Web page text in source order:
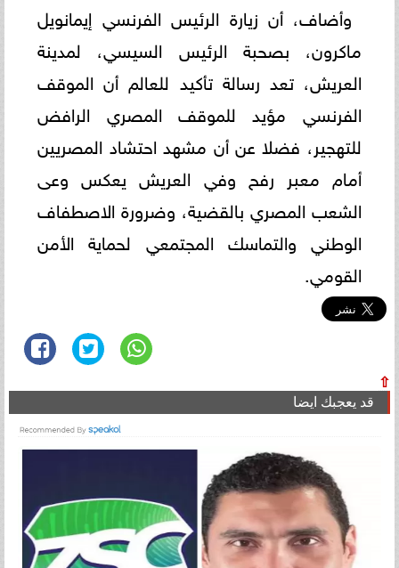
وأضاف، أن زيارة الرئيس الفرنسي إيمانويل
ماكرون، بصحبة الرئيس السيسي، لمدينة
العريش، تعد رسالة تأكيد للعالم أن الموقف
الفرنسي مؤيد للموقف المصري الرافض
للتهجير، فضلا عن أن مشهد احتشاد المصريين
أمام معبر رفح وفي العريش يعكس وعى
الشعب المصري بالقضية، وضرورة الاصطفاف
الوطني والتماسك المجتمعي لحماية الأمن
القومي.
⇧
قد يعجبك ايضا